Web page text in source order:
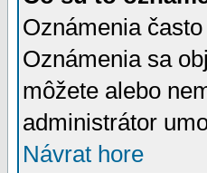
Oznámenia
Oznámenia sa
môžete alebo
administrátor
Návrat hore